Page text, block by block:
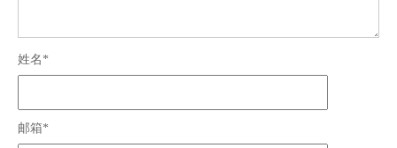
姓名*
邮箱*